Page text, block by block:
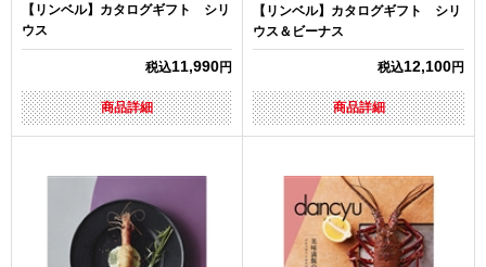
【リンベル】カタログギフト シリ
ウス
税込11,990円
商品詳細
【リンベル】カタログギフト シリ
ウス＆ビーナス
税込12,100円
商品詳細